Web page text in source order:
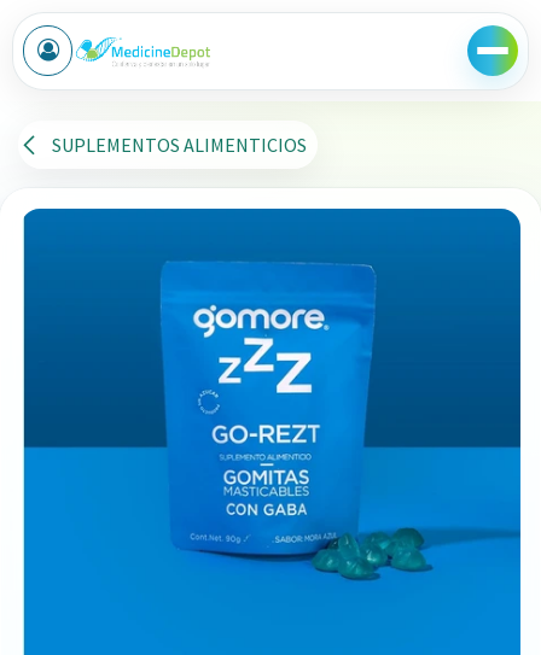
Ir al contenido
SUPLEMENTOS ALIMENTICIOS